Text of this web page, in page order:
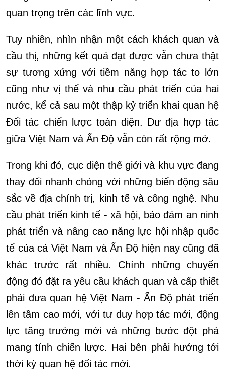
quan trọng trên các lĩnh vực.
Tuy nhiên, nhìn nhận một cách khách quan và
cầu thị, những kết quả đạt được vẫn chưa thật
sự tương xứng với tiềm năng hợp tác to lớn
cũng như vị thế và nhu cầu phát triển của hai
nước, kể cả sau một thập kỷ triển khai quan hệ
Đối tác chiến lược toàn diện. Dư địa hợp tác
giữa Việt Nam và Ấn Độ vẫn còn rất rộng mở.
Trong khi đó, cục diện thế giới và khu vực đang
thay đổi nhanh chóng với những biến động sâu
sắc về địa chính trị, kinh tế và công nghệ. Nhu
cầu phát triển kinh tế - xã hội, bảo đảm an ninh
phát triển và nâng cao năng lực hội nhập quốc
tế của cả Việt Nam và Ấn Độ hiện nay cũng đã
khác trước rất nhiều. Chính những chuyển
động đó đặt ra yêu cầu khách quan và cấp thiết
phải đưa quan hệ Việt Nam - Ấn Độ phát triển
lên tầm cao mới, với tư duy hợp tác mới, động
lực tăng trưởng mới và những bước đột phá
mang tính chiến lược. Hai bên phải hướng tới
thời kỳ quan hệ đối tác mới.